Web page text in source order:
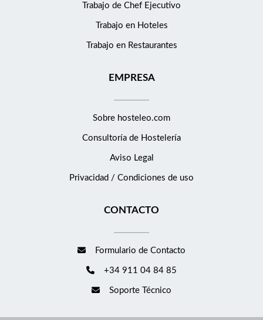
Trabajo de Chef Ejecutivo
Trabajo en Hoteles
Trabajo en Restaurantes
EMPRESA
Sobre hosteleo.com
Consultoría de Hostelería
Aviso Legal
Privacidad / Condiciones de uso
CONTACTO
Formulario de Contacto
+34 911 04 84 85
Soporte Técnico